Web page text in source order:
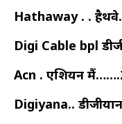
Hathaway . .
Digi Cable bpl
Acn . एशियन
Digiyana..